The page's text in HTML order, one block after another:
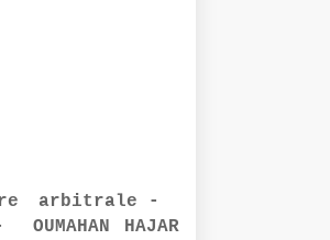
arbitrale -